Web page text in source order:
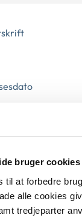
bruger cookies
til at forbedre
alle cookies
tredjeparter
er
41 § 7 § 28 § 102 §